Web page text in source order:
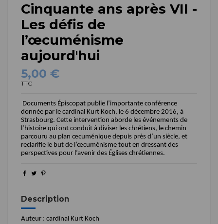
Cinquante ans après VII -
Les défis de
l’œcuménisme
aujourd'hui
5,00 €
TTC
Documents Épiscopat publie l’importante conférence
donnée par le cardinal Kurt Koch, le 6 décembre 2016, à
Strasbourg. Cette intervention aborde les événements de
l’histoire qui ont conduit à diviser les chrétiens, le chemin
parcouru au plan œcuménique depuis près d’un siècle, et
reclarifie le but de l’œcuménisme tout en dressant des
perspectives pour l’avenir des Églises chrétiennes.
Description
Auteur : cardinal Kurt Koch